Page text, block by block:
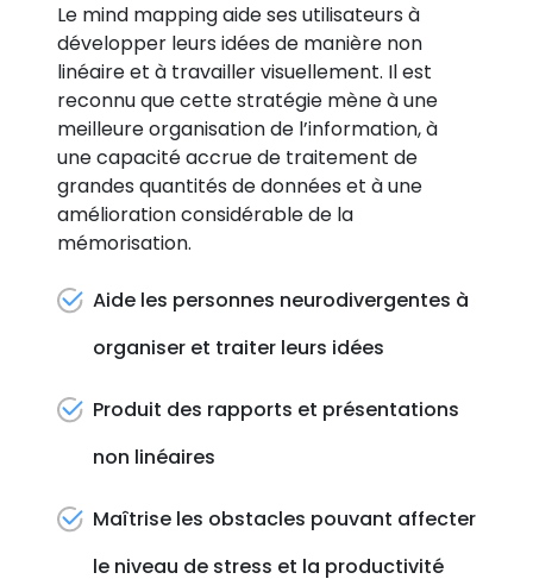
Le mind mapping aide ses utilisateurs à
développer leurs idées de manière non
linéaire et à travailler visuellement. Il est
reconnu que cette stratégie mène à une
meilleure organisation de l’information, à
une capacité accrue de traitement de
grandes quantités de données et à une
amélioration considérable de la
mémorisation.
Aide les personnes neurodivergentes à
organiser et traiter leurs idées
Produit des rapports et présentations
non linéaires
Maîtrise les obstacles pouvant affecter
le niveau de stress et la productivité